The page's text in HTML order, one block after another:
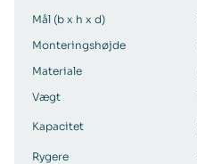
Mål (b x h x d)
Monteringshøjde
Materiale
Vægt
Kapacitet
Rygere